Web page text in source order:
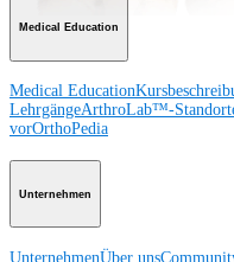
Medical Education
Medical Education
LehrgängeArthroLab™-
vorOrthoPedia
Unternehmen
UnternehmenÜber uns